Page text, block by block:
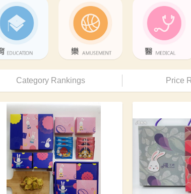
Category Rankings Price